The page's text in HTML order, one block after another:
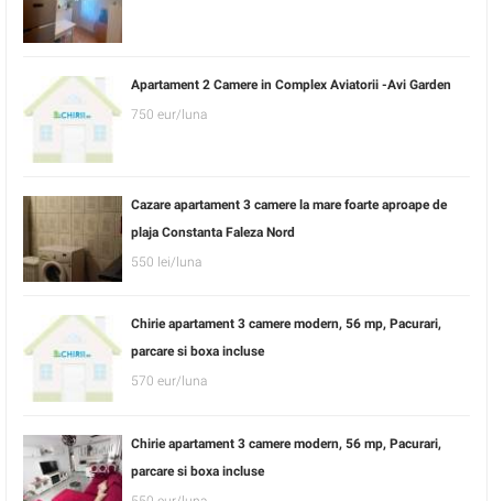
Apartament 2 Camere in Complex Aviatorii -Avi Garden
750 eur/luna
Cazare apartament 3 camere la mare foarte aproape de
plaja Constanta Faleza Nord
550 lei/luna
Chirie apartament 3 camere modern, 56 mp, Pacurari,
parcare si boxa incluse
570 eur/luna
Chirie apartament 3 camere modern, 56 mp, Pacurari,
parcare si boxa incluse